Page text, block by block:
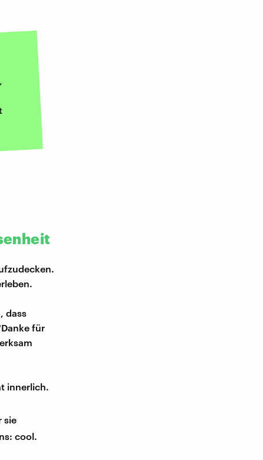
dass
für
innerlich.
sie
cool.